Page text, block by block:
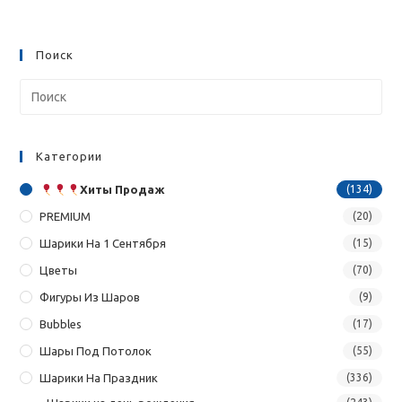
Поиск
Категории
Хиты Продаж (134)
PREMIUM (20)
Шарики На 1 Сентября (15)
Цветы (70)
Фигуры Из Шаров (9)
Bubbles (17)
Шары Под Потолок (55)
Шарики На Праздник (336)